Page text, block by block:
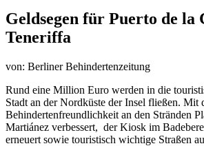
Geldsegen für Puerto de la
Teneriffa
von: Berliner Behindertenzeitung
Rund eine Million Euro werden in die
Stadt an der Nordküste der Insel fließen. Mit
Behindertenfreundlichkeit an den Stränden
Martiánez verbessert, der Kiosk im
erneuert sowie touristisch wichtige Straßen